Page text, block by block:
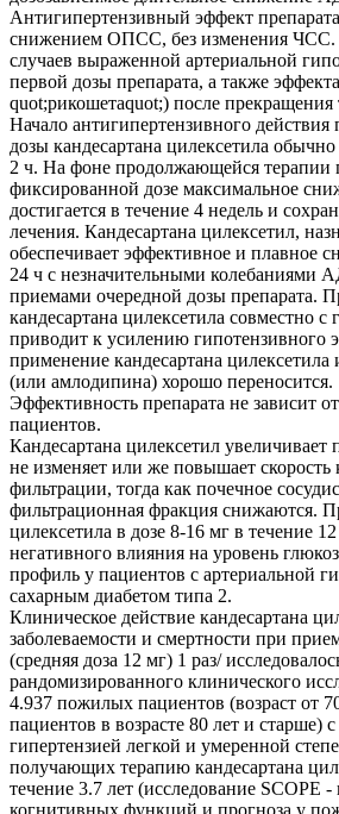
Антигипертензивный эффект
снижением ОПСС, без изменения ЧСС.
случаев выраженной артериальной
первой дозы препарата, а также
quot;рикошетаquot;) после прекращения
Начало антигипертензивного действия
дозы кандесартана цилексетила обычно
2 ч. На фоне продолжающейся терапии
фиксированной дозе максимальное
достигается в течение 4 недель и
лечения. Кандесартана цилексетил,
обеспечивает эффективное и плавное
24 ч с незначительными колебаниями
приемами очередной дозы препарата.
кандесартана цилексетила совместно с
приводит к усилению гипотензивного
применение кандесартана цилексетила
(или амлодипина) хорошо переносится.
Эффективность препарата не зависит
пациентов.
Кандесартана цилексетил
не изменяет или же повышает скорость
фильтрации, тогда как почечное
фильтрационная фракция снижаются.
цилексетила в дозе 8-16 мг в течение
негативного влияния на уровень
профиль у пациентов с артериальной
сахарным диабетом типа 2.
Клиническое действие кандесартана
заболеваемости и смертности при
(средняя доза 12 мг) 1 раз/
рандомизированного клинического
4.937 пожилых пациентов (возраст от
пациентов в возрасте 80 лет и старше)
гипертензией легкой и умеренной
получающих терапию кандесартана
течение 3.7 лет (исследование SСОРЕ -
когнитивных функций и прогноза у